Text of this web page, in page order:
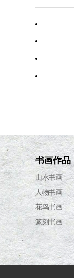
·
·
·
书画作品
山水书画
人物书画
花鸟书画
篆刻书画